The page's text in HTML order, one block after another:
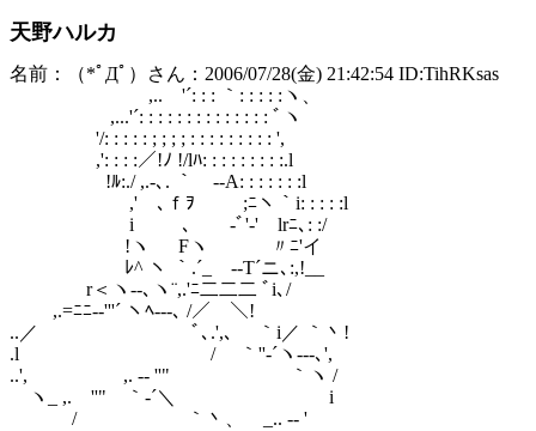
天野ハルカ
名前：（*ﾟДﾟ）さん：2006/07/28(金) 21:42:54 ID:TihRKsas
,.. '´: : : ｀: : : : :ヽ、
,...'´: : : : : : : : : : : : : : ﾞヽ
'/: : : : : ; ; ; ; : : : : : : : : : ',
,': : : :／!ﾉ !/lﾊ: : : : : : : : :.l
!ﾙ:./ ,.-､. ｀ -‐A: : : : : : :l
,' ､ｆｦ ;ﾆヽ｀i: : : : :l
i ､ ‐ﾞ'-' lrﾆ､: :/
!ヽ Fヽ 〃ﾆ'イ
ﾚ^ ヽ ｀.´_ -‐T´ニ､:,!__
r＜ヽ‐-､ヽ¨,.'ﾆ二二二 ﾞi､/
,.=ﾆﾆ-‐'''´ ヽﾍ-‐‐､ /／ ＼!
..／ ﾞ､.',､ ｀i／ ｀丶!
.l / ｀''‐´ヽ-‐-､',
..', ,. -‐ ''" ｀ヽ /
ヽ_ ,. ''" ｀‐´＼ i
/ ｀丶、 _.. -‐ '